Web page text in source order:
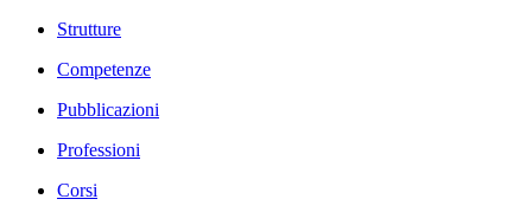
Strutture
Competenze
Pubblicazioni
Professioni
Corsi